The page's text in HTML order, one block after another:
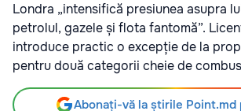
Londra „intensifică presiunea asupra
petrolul, gazele și flota fantomă”.
introduce practic o excepție de la
pentru două categorii cheie de
Abonați-vă la știrile Point.md